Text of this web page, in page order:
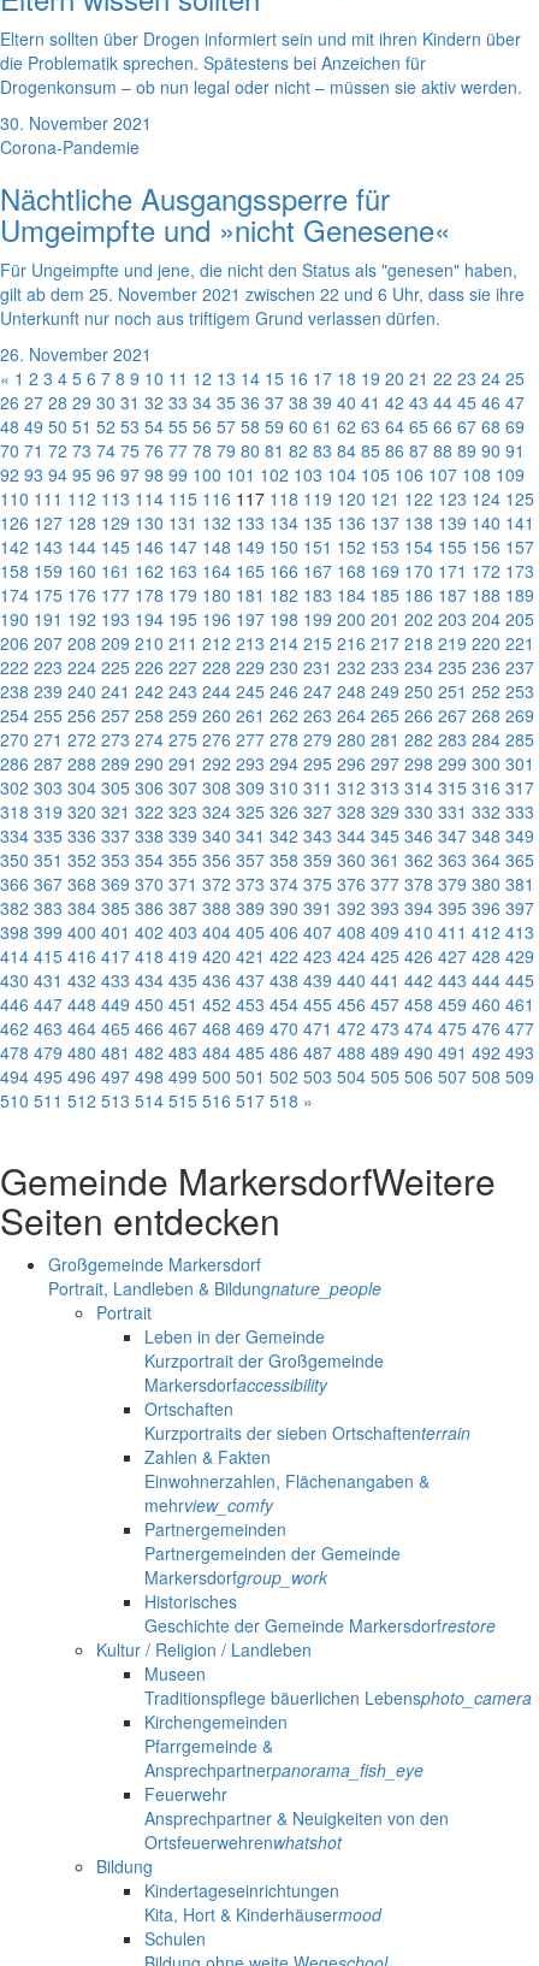
Eltern sollten über Drogen informiert sein und mit ihren Kindern über
die Problematik sprechen. Spätestens bei Anzeichen für
Drogenkonsum – ob nun legal oder nicht – müssen sie aktiv werden.
30. November 2021
Corona-Pandemie
Nächtliche Ausgangssperre für
Umgeimpfte und »nicht Genesene«
Für Ungeimpfte und jene, die nicht den Status als "genesen" haben,
gilt ab dem 25. November 2021 zwischen 22 und 6 Uhr, dass sie ihre
Unterkunft nur noch aus triftigem Grund verlassen dürfen.
26. November 2021
« 1 2 3 4 5 6 7 8 9 10 11 12 13 14 15 16 17 18 19 20 21 22 23 24 25
26 27 28 29 30 31 32 33 34 35 36 37 38 39 40 41 42 43 44 45 46 47
48 49 50 51 52 53 54 55 56 57 58 59 60 61 62 63 64 65 66 67 68 69
70 71 72 73 74 75 76 77 78 79 80 81 82 83 84 85 86 87 88 89 90 91
92 93 94 95 96 97 98 99 100 101 102 103 104 105 106 107 108 109
110 111 112 113 114 115 116 117 118 119 120 121 122 123 124 125
126 127 128 129 130 131 132 133 134 135 136 137 138 139 140 141
142 143 144 145 146 147 148 149 150 151 152 153 154 155 156 157
158 159 160 161 162 163 164 165 166 167 168 169 170 171 172 173
174 175 176 177 178 179 180 181 182 183 184 185 186 187 188 189
190 191 192 193 194 195 196 197 198 199 200 201 202 203 204 205
206 207 208 209 210 211 212 213 214 215 216 217 218 219 220 221
222 223 224 225 226 227 228 229 230 231 232 233 234 235 236 237
238 239 240 241 242 243 244 245 246 247 248 249 250 251 252 253
254 255 256 257 258 259 260 261 262 263 264 265 266 267 268 269
270 271 272 273 274 275 276 277 278 279 280 281 282 283 284 285
286 287 288 289 290 291 292 293 294 295 296 297 298 299 300 301
302 303 304 305 306 307 308 309 310 311 312 313 314 315 316 317
318 319 320 321 322 323 324 325 326 327 328 329 330 331 332 333
334 335 336 337 338 339 340 341 342 343 344 345 346 347 348 349
350 351 352 353 354 355 356 357 358 359 360 361 362 363 364 365
366 367 368 369 370 371 372 373 374 375 376 377 378 379 380 381
382 383 384 385 386 387 388 389 390 391 392 393 394 395 396 397
398 399 400 401 402 403 404 405 406 407 408 409 410 411 412 413
414 415 416 417 418 419 420 421 422 423 424 425 426 427 428 429
430 431 432 433 434 435 436 437 438 439 440 441 442 443 444 445
446 447 448 449 450 451 452 453 454 455 456 457 458 459 460 461
462 463 464 465 466 467 468 469 470 471 472 473 474 475 476 477
478 479 480 481 482 483 484 485 486 487 488 489 490 491 492 493
494 495 496 497 498 499 500 501 502 503 504 505 506 507 508 509
510 511 512 513 514 515 516 517 518 »
Gemeinde MarkersdorfWeitere
Seiten entdecken
Großgemeinde Markersdorf
Portrait, Landleben & Bildungnature_people
Portrait
Leben in der Gemeinde
Kurzportrait der Großgemeinde
Markersdorfaccessibility
Ortschaften
Kurzportraits der sieben Ortschaftenterrain
Zahlen & Fakten
Einwohnerzahlen, Flächenangaben &
mehrview_comfy
Partnergemeinden
Partnergemeinden der Gemeinde
Markersdorfgroup_work
Historisches
Geschichte der Gemeinde Markersdorfrestore
Kultur / Religion / Landleben
Museen
Traditionspflege bäuerlichen Lebensphoto_camera
Kirchengemeinden
Pfarrgemeinde &
Ansprechpartnerpanorama_fish_eye
Feuerwehr
Ansprechpartner & Neuigkeiten von den
Ortsfeuerwehrenwhatshot
Bildung
Kindertageseinrichtungen
Kita, Hort & Kinderhäusermood
Schulen